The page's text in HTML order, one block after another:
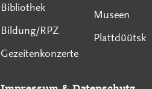
Bibliothek
Bildung/RPZ
Gezeitenkonzerte
Museen
Plattdüütsk